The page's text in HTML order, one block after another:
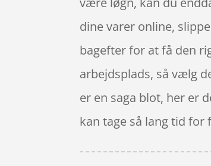
dine varer online,
bagefter for at få den
arbejdsplads, så vælg
er en saga blot, her er
kan tage så lang tid